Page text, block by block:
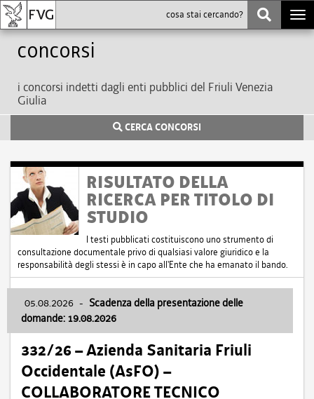
Concorsi
i concorsi indetti dagli enti pubblici del Friuli Venezia
Giulia
CERCA CONCORSI
RISULTATO DELLA
RICERCA PER TITOLO DI
STUDIO
I testi pubblicati costituiscono uno strumento di
consultazione documentale privo di qualsiasi valore giuridico e la
responsabilità degli stessi è in capo all'Ente che ha emanato il bando.
05.08.2026 - Scadenza della presentazione delle
domande: 19.08.2026
332/26 – Azienda Sanitaria Friuli
Occidentale (AsFO) –
COLLABORATORE TECNICO